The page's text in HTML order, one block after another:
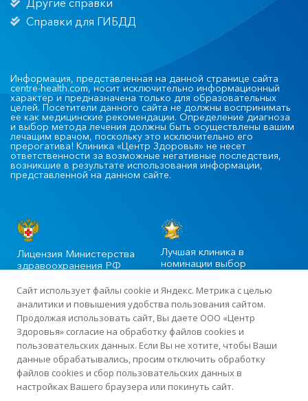
Справки для ГИБДД
Информация, представленная на данной странице сайта
centre-health.com, носит исключительно информационный
характер и предназначена только для образовательных
целей. Посетители данного сайта не должны воспринимать
ее как медицинские рекомендации. Определение диагноза
и выбор метода лечения должны быть осуществлены вашим
лечащим врачом, поскольку это исключительно его
прерогатива! Клиника «Центр Здоровья» не несет
ответственности за возможные негативные последствия,
возникшие в результате использования информации,
представленной на данном сайте.
Лицензия Министерства
здравоохранения РФ
Лучшая клиника в
номинации выбор
©2020-2025 Официальный сайт сети многопрофильных клиник
«Центр Здоровья» в Москве
Лицензия: ЛО-77-01-015919 от 13 апреля 2018 года · ИНН
7726423383 · ОГРН 1187746198507
Сайт использует файлы cookie и Яндекс. Метрика с целью
аналитики и повышения удобства пользования сайтом.
Продолжая использовать сайт, Вы даете ООО «Центр
Здоровья» согласие на обработку файлов cookies и
пользовательских данных. Если Вы не хотите, чтобы Ваши
данные обрабатывались, просим отключить обработку
файлов cookies и сбор пользовательских данных в
настройках Вашего браузера или покинуть сайт.